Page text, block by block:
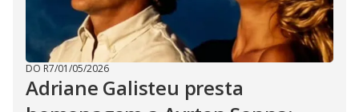
DO R7/01/05/2026
Adriane Galisteu presta